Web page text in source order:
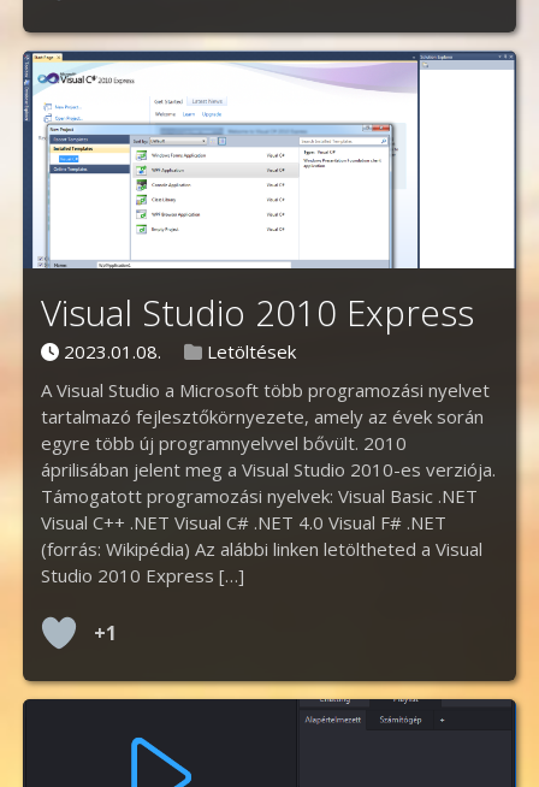
Visual Studio 2010 Express
Posted on
2023.01.08. Posted in
Letöltések
A Visual Studio a Microsoft több programozási nyelvet
tartalmazó fejlesztőkörnyezete, amely az évek során
egyre több új programnyelvvel bővült. 2010
áprilisában jelent meg a Visual Studio 2010-es verziója.
Támogatott programozási nyelvek: Visual Basic .NET
Visual C++ .NET Visual C# .NET 4.0 Visual F# .NET
(forrás: Wikipédia) Az alábbi linken letöltheted a Visual
Studio 2010 Express […]
+1